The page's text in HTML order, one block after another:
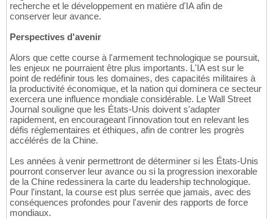
recherche et le développement en matière d'IA afin de
conserver leur avance.
Perspectives d'avenir
Alors que cette course à l'armement technologique se poursuit,
les enjeux ne pourraient être plus importants. L'IA est sur le
point de redéfinir tous les domaines, des capacités militaires à
la productivité économique, et la nation qui dominera ce secteur
exercera une influence mondiale considérable. Le Wall Street
Journal souligne que les États-Unis doivent s'adapter
rapidement, en encourageant l'innovation tout en relevant les
défis réglementaires et éthiques, afin de contrer les progrès
accélérés de la Chine.
Les années à venir permettront de déterminer si les États-Unis
pourront conserver leur avance ou si la progression inexorable
de la Chine redessinera la carte du leadership technologique.
Pour l'instant, la course est plus serrée que jamais, avec des
conséquences profondes pour l'avenir des rapports de force
mondiaux.